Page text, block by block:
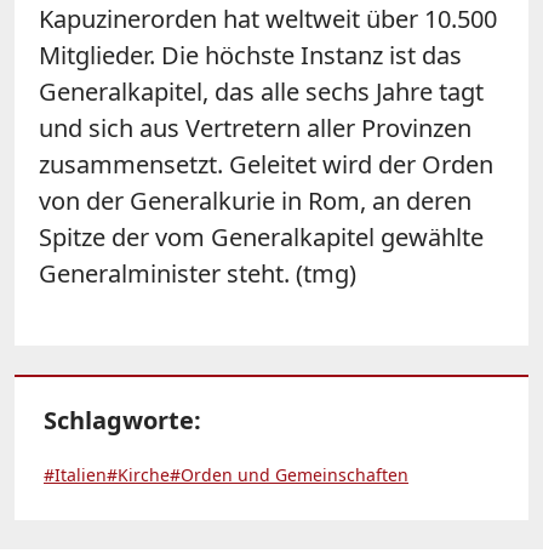
Kapuzinerorden hat weltweit über 10.500
Mitglieder. Die höchste Instanz ist das
Generalkapitel, das alle sechs Jahre tagt
und sich aus Vertretern aller Provinzen
zusammensetzt. Geleitet wird der Orden
von der Generalkurie in Rom, an deren
Spitze der vom Generalkapitel gewählte
Generalminister steht. (tmg)
Schlagworte:
#Italien#Kirche#Orden und Gemeinschaften